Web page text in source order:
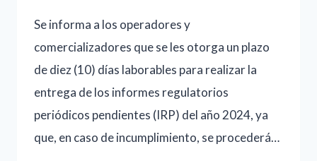
DE
OPERADORES
AUTORIZADOS,
Se informa a los operadores y
comercializadores que se les otorga un plazo
de diez (10) días laborables para realizar la
entrega de los informes regulatorios
periódicos pendientes (IRP) del año 2024, ya
que, en caso de incumplimiento, se procederá…